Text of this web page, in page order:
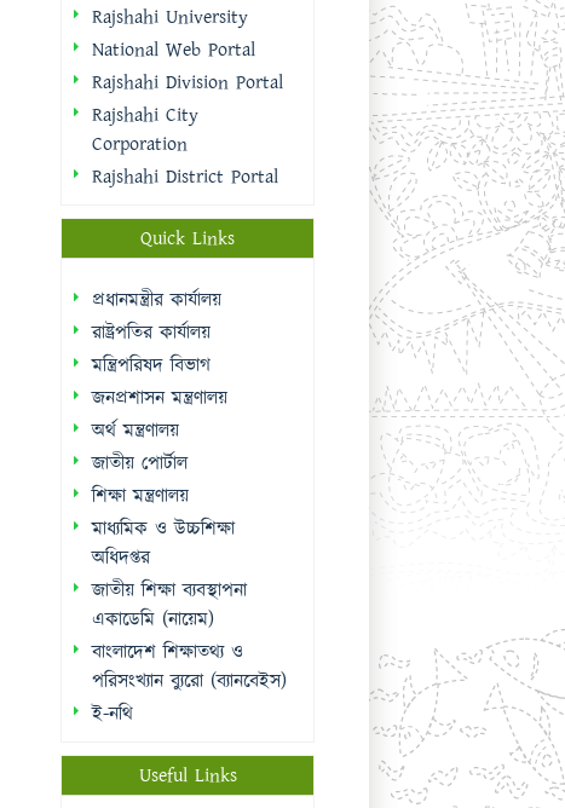
Rajshahi University
National Web Portal
Rajshahi Division Portal
Rajshahi City
Corporation
Rajshahi District Portal
Quick Links
প্রধানমন্ত্রীর কার্যালয়
রাষ্ট্রপতির কার্যালয়
মন্ত্রিপরিষদ বিভাগ
জনপ্রশাসন মন্ত্রণালয়
অর্থ মন্ত্রণালয়
জাতীয় পোর্টাল
শিক্ষা মন্ত্রণালয়
মাধ্যমিক ও উচ্চশিক্ষা
অধিদপ্তর
জাতীয় শিক্ষা ব্যবস্থাপনা
একাডেমি (নায়েম)
বাংলাদেশ শিক্ষাতথ্য ও
পরিসংখ্যান ব্যুরো (ব্যানবেইস)
ই-নথি
Useful Links